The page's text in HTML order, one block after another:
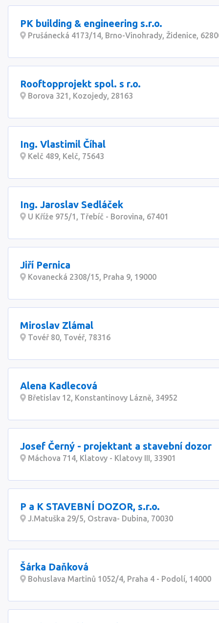
PK building & engineering s.r.o.
Prušánecká 4173/14, Brno-Vinohrady, Židenice,
Rooftopprojekt spol. s r.o.
Borova 321, Kozojedy, 28163
Ing. Vlastimil Číhal
Kelč 489, Kelč, 75643
Ing. Jaroslav Sedláček
U Kříže 975/1, Třebíč - Borovina, 67401
Jiří Pernica
Kovanecká 2308/15, Praha 9, 19000
Miroslav Zlámal
Tovéř 80, Tovéř, 78316
Alena Kadlecová
Břetislav 12, Konstantinovy Lázně, 34952
Josef Černý - projektant a stavební dozor
Máchova 714, Klatovy - Klatovy III, 33901
P a K STAVEBNÍ DOZOR, s.r.o.
J.Matuška 29/5, Ostrava- Dubina, 70030
Šárka Daňková
Bohuslava Martinů 1052/4, Praha 4 - Podolí, 14000